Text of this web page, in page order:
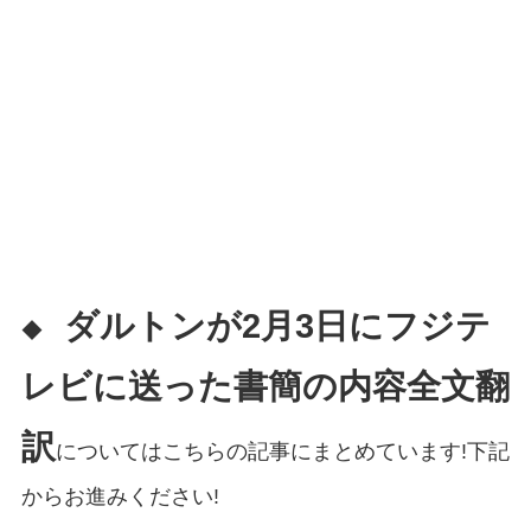
◆
ダルトンが2月3日にフジテ
レビに送った書簡の内容全文翻
訳についてはこちらの記事にまとめています!下記
からお進みください!